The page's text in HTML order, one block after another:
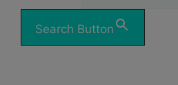
Search Button